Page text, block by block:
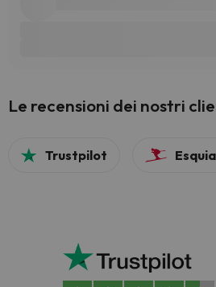
Le recensioni dei nostri
Trustpilot